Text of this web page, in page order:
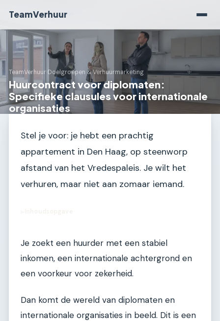
TeamVerhuur
TeamVerhuur›Doelgroepen & Verhuurmarketing
Huurcontract voor diplomaten:
Specifieke clausules voor internationale
organisaties
Stel je voor: je hebt een prachtig
appartement in Den Haag, op steenworp
afstand van het Vredespaleis. Je wilt het
verhuren, maar niet aan zomaar iemand.
Je zoekt een huurder met een stabiel
inkomen, een internationale achtergrond en
een voorkeur voor zekerheid.
Dan komt de wereld van diplomaten en
internationale organisaties in beeld. Dit is een